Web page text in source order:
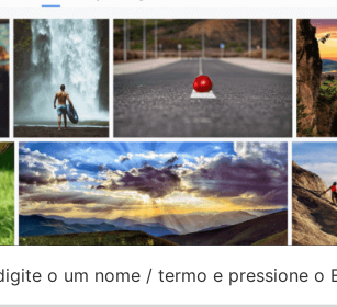
o um nome / termo e pressione o